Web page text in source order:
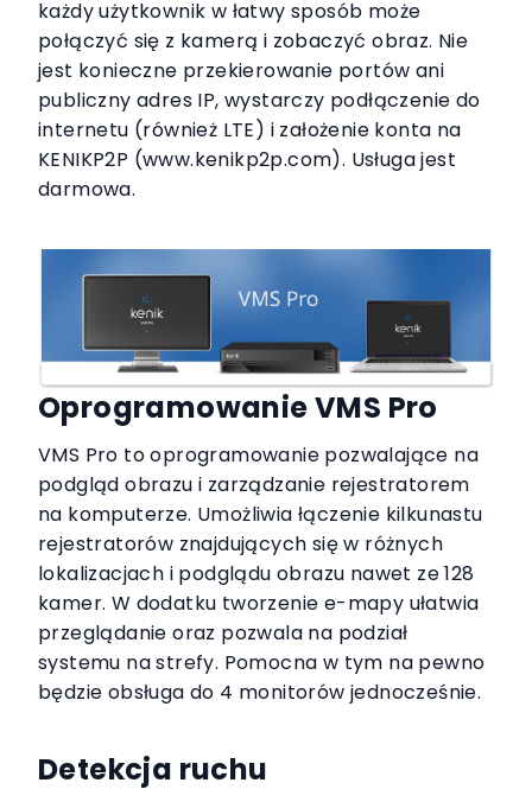
każdy użytkownik w łatwy sposób może
połączyć się z kamerą i zobaczyć obraz. Nie
jest konieczne przekierowanie portów ani
publiczny adres IP, wystarczy podłączenie do
internetu (również LTE) i założenie konta na
KENIKP2P (www.kenikp2p.com). Usługa jest
darmowa.
Oprogramowanie VMS Pro
VMS Pro to oprogramowanie pozwalające na
podgląd obrazu i zarządzanie rejestratorem
na komputerze. Umożliwia łączenie kilkunastu
rejestratorów znajdujących się w różnych
lokalizacjach i podglądu obrazu nawet ze 128
kamer. W dodatku tworzenie e-mapy ułatwia
przeglądanie oraz pozwala na podział
systemu na strefy. Pomocna w tym na pewno
będzie obsługa do 4 monitorów jednocześnie.
Detekcja ruchu